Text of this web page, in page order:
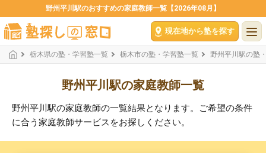
野州平川駅のおすすめの家庭教師一覧【2026年08月】
現在地から塾を探す
栃木県の塾・学習塾一覧 栃木市の塾・学習塾一覧 野州平川駅の塾
野州平川駅の家庭教師一覧
野州平川駅の家庭教師の一覧結果となります。ご希望の条件
に合う家庭教師サービスをお探しください。